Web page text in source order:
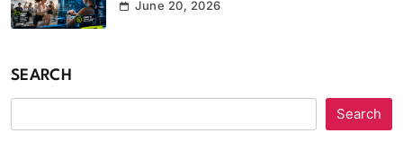
June 20, 2026
SEARCH
Search